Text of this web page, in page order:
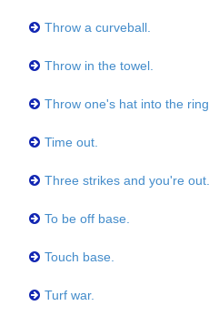
Throw a curveball.
Throw in the towel.
Throw one's hat into the ring.
Time out.
Three strikes and you're out.
To be off base.
Touch base.
Turf war.